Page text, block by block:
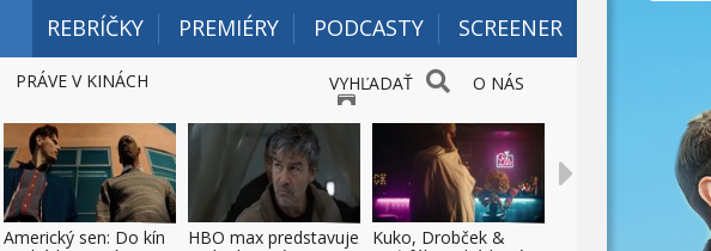
REBRÍČKY PREMIÉRY PODCASTY SCREENER
VYHĽADAŤ O NÁS
PRÁVE V KINÁCH
Americký sen: Do kín
HBO max predstavuje
Kuko, Drobček &